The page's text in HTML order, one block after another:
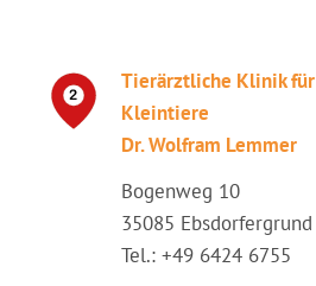
Tierärztliche Klinik für
Kleintiere
Dr. Wolfram Lemmer
Bogenweg 10
35085 Ebsdorfergrund
Tel.: +49 6424 6755